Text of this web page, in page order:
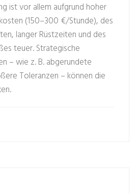
ist vor allem aufgrund hoher
(150–300 €/Stunde), des
langer Rüstzeiten und des
teuer. Strategische
– wie z. B. abgerundete
Toleranzen – können die